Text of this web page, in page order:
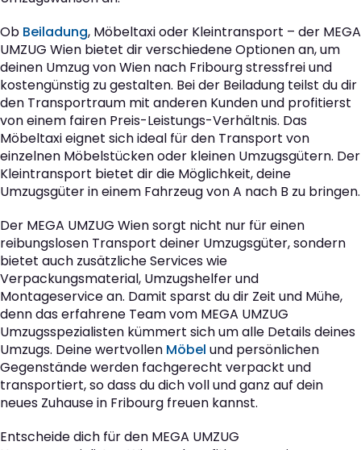
Ob Beiladung, Möbeltaxi oder Kleintransport – der MEGA
UMZUG Wien bietet dir verschiedene Optionen an, um
deinen Umzug von Wien nach Fribourg stressfrei und
kostengünstig zu gestalten. Bei der Beiladung teilst du dir
den Transportraum mit anderen Kunden und profitierst
von einem fairen Preis-Leistungs-Verhältnis. Das
Möbeltaxi eignet sich ideal für den Transport von
einzelnen Möbelstücken oder kleinen Umzugsgütern. Der
Kleintransport bietet dir die Möglichkeit, deine
Umzugsgüter in einem Fahrzeug von A nach B zu bringen.
Der MEGA UMZUG Wien sorgt nicht nur für einen
reibungslosen Transport deiner Umzugsgüter, sondern
bietet auch zusätzliche Services wie
Verpackungsmaterial, Umzugshelfer und
Montageservice an. Damit sparst du dir Zeit und Mühe,
denn das erfahrene Team vom MEGA UMZUG
Umzugsspezialisten kümmert sich um alle Details deines
Umzugs. Deine wertvollen Möbel und persönlichen
Gegenstände werden fachgerecht verpackt und
transportiert, so dass du dich voll und ganz auf dein
neues Zuhause in Fribourg freuen kannst.
Entscheide dich für den MEGA UMZUG